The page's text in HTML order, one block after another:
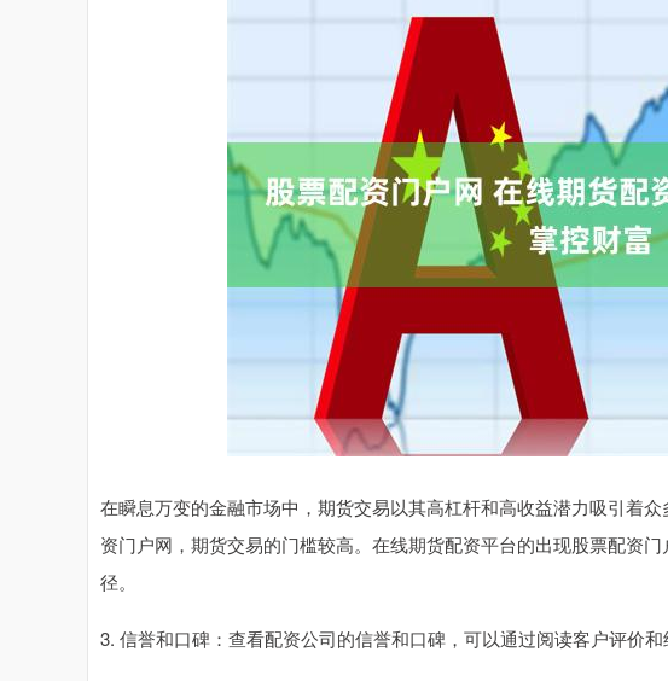
在瞬息万变的金融市场中，期货交易以其高杠杆和高收益潜力吸引着
资门户网，期货交易的门槛较高。在线期货配资平台的出现股票配资
径。
3. 信誉和口碑：查看配资公司的信誉和口碑，可以通过阅读客户评价和